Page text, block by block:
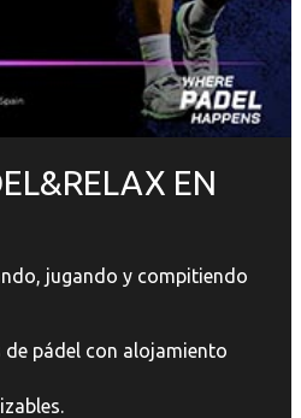
EN
jugando y compitiendo
de pádel con alojamiento